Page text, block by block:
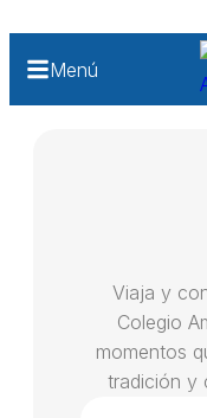
Menú
Viaja y
Colegio
momentos
tradición y